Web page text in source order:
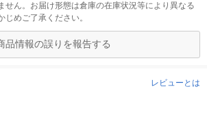
せん。お届け形態は倉庫の在庫状況等により異なる
めご了承ください。
品情報の誤りを報告する
レビューとは